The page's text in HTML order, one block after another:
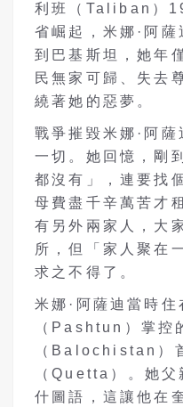
利班（Taliban）
省崛起，米娜·阿
到巴基斯坦，她年
民無家可歸、失去
繞著她的惡夢。
戰爭摧毀米娜·阿
一切。她回憶，剛
都沒有」，連要找
母費盡千辛萬苦才
有另外兩家人，大
所，但「家人聚在
求之不得了。
米娜·阿薩迪當時住
（Pashtun）掌控
（Balochistan）
（Quetta）。她父
什圖語，這讓他在